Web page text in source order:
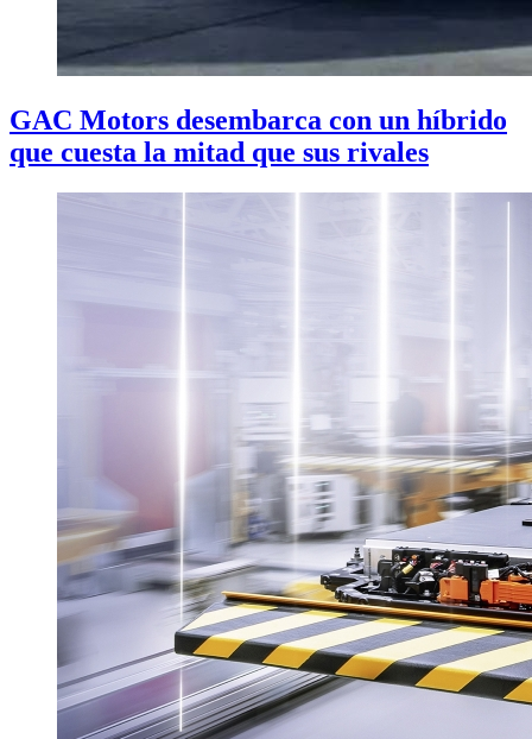
GAC Motors desembarca con un híbrido
que cuesta la mitad que sus rivales